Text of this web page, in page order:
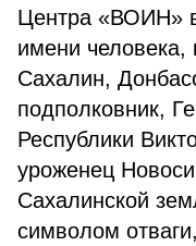
Центра «ВОИН»
имени человека,
Сахалин,
подполковник,
Республики
уроженец
Сахалинской
символом